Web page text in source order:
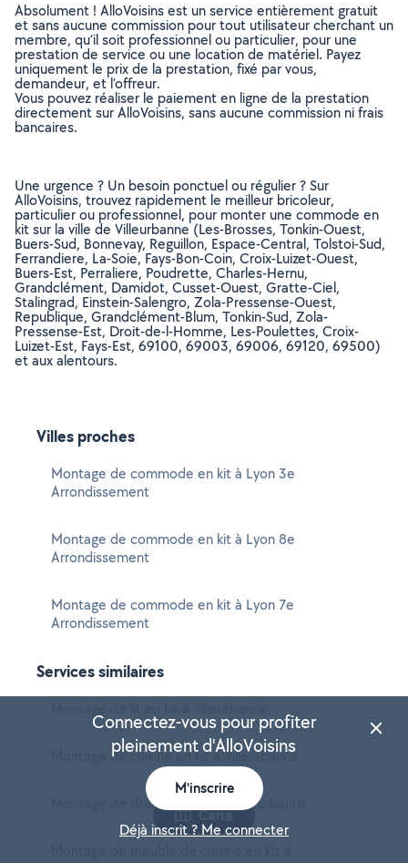
Absolument ! AlloVoisins est un service entièrement gratuit
et sans aucune commission pour tout utilisateur cherchant un
membre, qu’il soit professionnel ou particulier, pour une
prestation de service ou une location de matériel. Payez
uniquement le prix de la prestation, fixé par vous,
demandeur, et l’offreur.
Vous pouvez réaliser le paiement en ligne de la prestation
directement sur AlloVoisins, sans aucune commission ni frais
bancaires.
Une urgence ? Un besoin ponctuel ou régulier ? Sur
AlloVoisins, trouvez rapidement le meilleur bricoleur,
particulier ou professionnel, pour monter une commode en
kit sur la ville de Villeurbanne (Les-Brosses, Tonkin-Ouest,
Buers-Sud, Bonnevay, Reguillon, Espace-Central, Tolstoi-Sud,
Ferrandiere, La-Soie, Fays-Bon-Coin, Croix-Luizet-Ouest,
Buers-Est, Perraliere, Poudrette, Charles-Hernu,
Grandclément, Damidot, Cusset-Ouest, Gratte-Ciel,
Stalingrad, Einstein-Salengro, Zola-Pressense-Ouest,
Republique, Grandclément-Blum, Tonkin-Sud, Zola-
Pressense-Est, Droit-de-l-Homme, Les-Poulettes, Croix-
Luizet-Est, Fays-Est, 69100, 69003, 69006, 69120, 69500)
et aux alentours.
Villes proches
Montage de commode en kit à Lyon 3e
Arrondissement
Montage de commode en kit à Lyon 8e
Arrondissement
Montage de commode en kit à Lyon 7e
Arrondissement
Services similaires
Montage de cuisine en kit à Villeurbanne
Montage de dressing en kit à Villeurbanne
Carte
Connectez-vous pour profiter
pleinement d'AlloVoisins
M'inscrire
Déjà inscrit ? Me connecter